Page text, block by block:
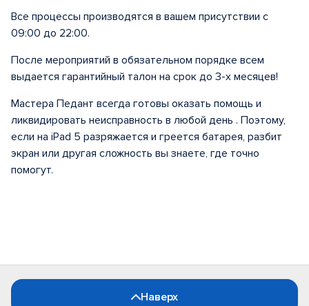
Все процессы производятся в вашем присутствии с
09:00 до 22:00.
После мероприятий в обязательном порядке всем
выдается гарантийный талон на срок до 3-х месяцев!
Мастера Педант всегда готовы оказать помощь и
ликвидировать неисправность в любой день . Поэтому,
если на iPad 5 разряжается и греется батарея, разбит
экран или другая сложность вы знаете, где точно
помогут.
Наверх